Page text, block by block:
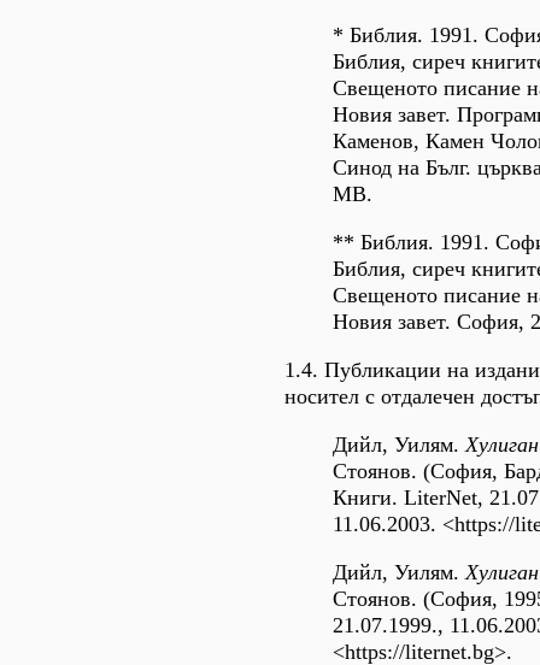
* Библия. 1991.
Библия, сиреч
Свещеното писание
Новия завет.
Каменов, Камен
Синод на Бълг.
МВ.
** Библия. 1991.
Библия, сиреч
Свещеното писание
Новия завет. София,
1.4. Публикации на
носител с отдалечен
Дийл, Уилям.
Стоянов. (София,
Книги. LiterNet,
11.06.2003. <https://
Дийл, Уилям.
Стоянов. (София,
21.07.1999.,
<https://liternet.bg>.